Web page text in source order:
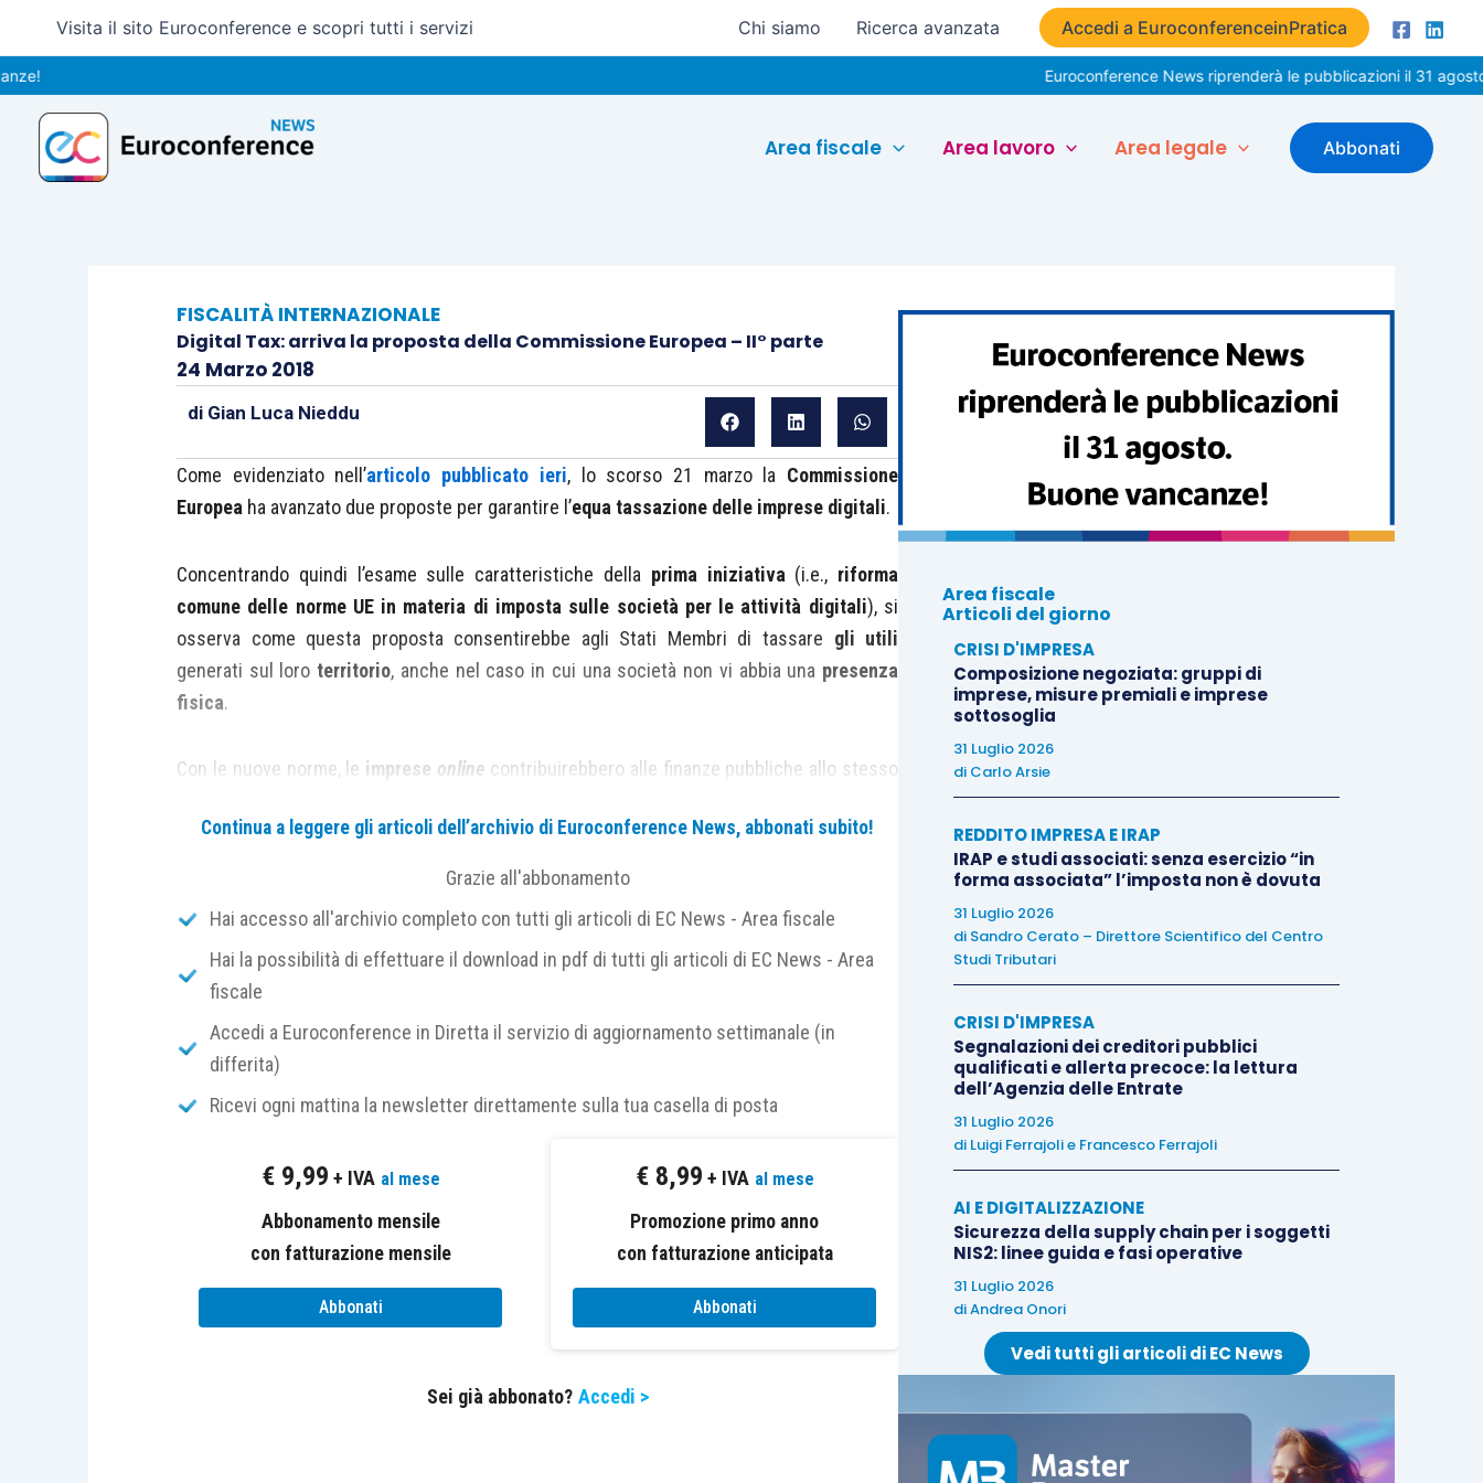
contenuto
Visita il sito Euroconference e scopri tutti i servizi Chi siamo Ricerca avanzata Accedi a EuroconferenceinPratica
Euroconference News riprenderà le pubblicazioni il 31 agosto.
Area fiscale Area lavoro Area legale Abbonati
FISCALITÀ INTERNAZIONALE
Digital Tax: arriva la proposta della Commissione Europea – II° parte
24 Marzo 2018
di Gian Luca Nieddu
Come evidenziato nell’articolo pubblicato ieri, lo scorso 21 marzo la Commissione
Europea ha avanzato due proposte per garantire l’equa tassazione delle imprese digitali.
Concentrando quindi l’esame sulle caratteristiche della prima iniziativa (i.e., riforma
comune delle norme UE in materia di imposta sulle società per le attività digitali), si
osserva come questa proposta consentirebbe agli Stati Membri di tassare gli utili
generati sul loro territorio, anche nel caso in cui una società non vi abbia una presenza
fisica.
Con le nuove norme, le imprese online contribuirebbero alle finanze pubbliche allo stesso
sarà considerata una “ presenza digitale
supera una soglia di7 milioni di euro di ricavi annuali in uno Stato Membro;
ha più di
oltre 3.000 contratti commercialiper servizi digitali sono conclusi tra l’impresa e
utenti aziendali in un esercizio fiscale.
Le nuove norme cambieranno le regole per l’ attribuzione degli utili agli Stati Membri
e quello in cui sonotassati
La misura potrebbe essere successivamente integrata nel campo di applicazione della
base imponibile consolidata comune per l’imposta sulle società(Common Consolidated
Corporate Tax Base), l’iniziativa che la Commissione ha già proposto per ripartire gli utili dei
grandi gruppi multinazionali in un modo che tenga maggiormente conto del luogo in cui il
Continua a leggere gli articoli dell’archivio di Euroconference News, abbonati subito!
Grazie all'abbonamento
Hai accesso all'archivio completo con tutti gli articoli di EC News - Area fiscale
Hai la possibilità di effettuare il download in pdf di tutti gli articoli di EC News - Area
fiscale
Accedi a Euroconference in Diretta il servizio di aggiornamento settimanale (in
differita)
Ricevi ogni mattina la newsletter direttamente sulla tua casella di posta
€ 9,99 + IVA al mese
Abbonamento mensile
con fatturazione mensile
Abbonati
€ 8,99 + IVA al mese
Promozione primo anno
con fatturazione anticipata
Abbonati
Sei già abbonato? Accedi >
Area fiscale
Articoli del giorno
CRISI D'IMPRESA
Composizione negoziata: gruppi di
imprese, misure premiali e imprese
sottosoglia
31 Luglio 2026
di Carlo Arsie
REDDITO IMPRESA E IRAP
IRAP e studi associati: senza esercizio “in
forma associata” l’imposta non è dovuta
31 Luglio 2026
di Sandro Cerato – Direttore Scientifico del Centro
Studi Tributari
CRISI D'IMPRESA
Segnalazioni dei creditori pubblici
qualificati e allerta precoce: la lettura
dell’Agenzia delle Entrate
31 Luglio 2026
di Luigi Ferrajolie Francesco Ferrajoli
AI E DIGITALIZZAZIONE
Sicurezza della supply chain per i soggetti
NIS2: linee guida e fasi operative
31 Luglio 2026
diAndrea Onori
Vedi tutti gli articoli di EC News